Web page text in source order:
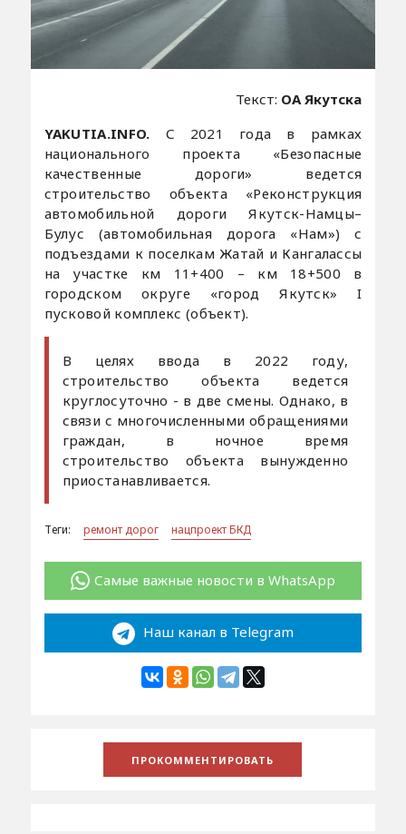
Текст: ОА Якутска
YAKUTIA.INFO. С 2021 года в рамках
национального проекта «Безопасные
качественные дороги» ведется
строительство объекта «Реконструкция
автомобильной дороги Якутск-Намцы–
Булус (автомобильная дорога «Нам») с
подъездами к поселкам Жатай и Кангалассы
на участке км 11+400 – км 18+500 в
городском округе «город Якутск» I
пусковой комплекс (объект).
В целях ввода в 2022 году,
строительство объекта ведется
круглосуточно - в две смены. Однако, в
связи с многочисленными обращениями
граждан, в ночное время
строительство объекта вынужденно
приостанавливается.
Теги: ремонт дорог нацпроект БКД
Самые важные новости в WhatsApp
Наш канал в Telegram